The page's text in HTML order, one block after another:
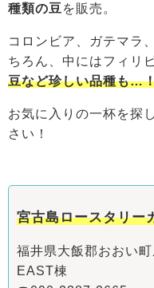
種類の豆 を販売。
コロンビア、ガテマラ
ちろん、中にはフィリ
豆など珍しい品種も…
お気に入りの一杯を探
さい！
宮古島ロースタリー
福井県大飯郡おおい
EAST棟